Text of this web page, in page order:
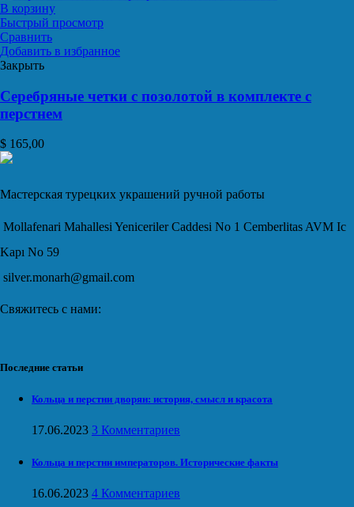
В корзину
Быстрый просмотр
Сравнить
Добавить в избранное
Закрыть
Серебряные четки с позолотой в комплекте с
перстнем
$ 165,00
Мастерская турецких украшений ручной работы
Mollafenari Mahallesi Yeniceriler Caddesi No 1 Cemberlitas AVM Ic
Kapı No 59
silver.monarh@gmail.com
Свяжитесь с нами:
Последние статьи
Кольца и перстни дворян: история, смысл и красота
17.06.2023 3 Комментариев
Кольца и перстни императоров. Исторические факты
16.06.2023 4 Комментариев